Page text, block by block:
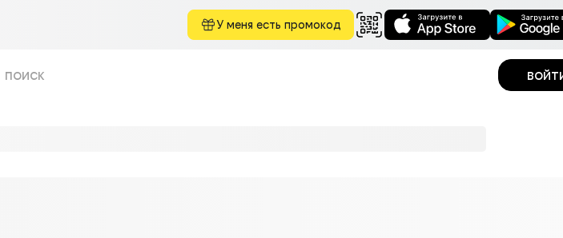
У меня есть промокод
поиск